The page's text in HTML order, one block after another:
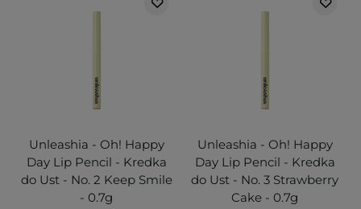
Unleashia - Oh! Happy
Day Lip Pencil - Kredka
do Ust - No. 2 Keep Smile
- 0.7g
Unleashia - Oh! Happy
Day Lip Pencil - Kredka
do Ust - No. 3 Strawberry
Cake - 0.7g